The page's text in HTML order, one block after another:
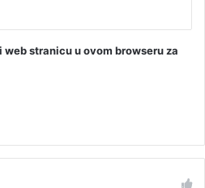
stranicu u ovom browseru za